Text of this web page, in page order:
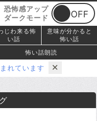
恐怖感アップ
ダークモード
じわ来る怖
い話
意味が分かると
怖い話
怖い話朗読
れています ✕